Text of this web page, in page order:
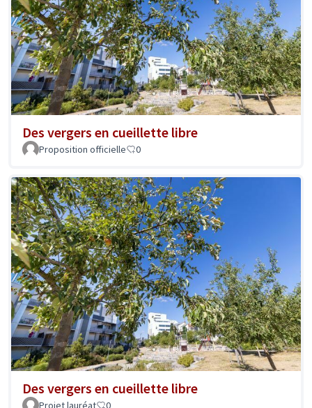
Des vergers en cueillette libre
Proposition officielle 0
Des vergers en cueillette libre
Projet lauréat 0